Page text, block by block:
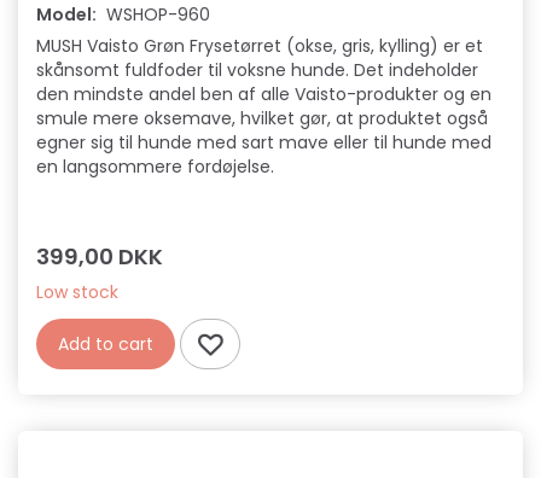
Model: WSHOP-960
MUSH Vaisto Grøn Frysetørret (okse, gris, kylling) er et
skånsomt fuldfoder til voksne hunde. Det indeholder
den mindste andel ben af alle Vaisto-produkter og en
smule mere oksemave, hvilket gør, at produktet også
egner sig til hunde med sart mave eller til hunde med
en langsommere fordøjelse.
399,00 DKK
Low stock
Add to cart